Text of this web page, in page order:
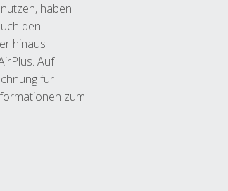
haben
den
hinaus
Auf
für
zum